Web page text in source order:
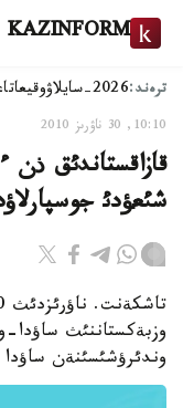
KAZINFORM
ترەند:2026-سايلاۋ وقيعا
10:10, 30 ناۋرىز 2010
قازاقستاندئق ذن
شئعؤدئ
وزبةكستاننئث ساؤدا-
وندئرؤشئسئنةن